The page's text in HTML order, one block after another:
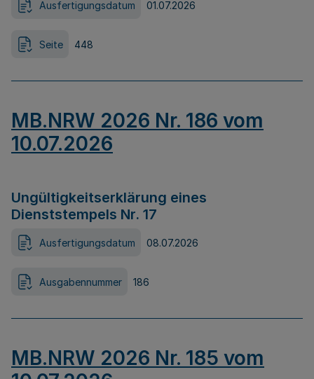
Ausfertigungsdatum 01.07.2026
Seite 448
MB.NRW 2026 Nr. 186 vom
10.07.2026
Ungültigkeitserklärung eines
Dienststempels Nr. 17
Ausfertigungsdatum 08.07.2026
Ausgabennummer 186
MB.NRW 2026 Nr. 185 vom